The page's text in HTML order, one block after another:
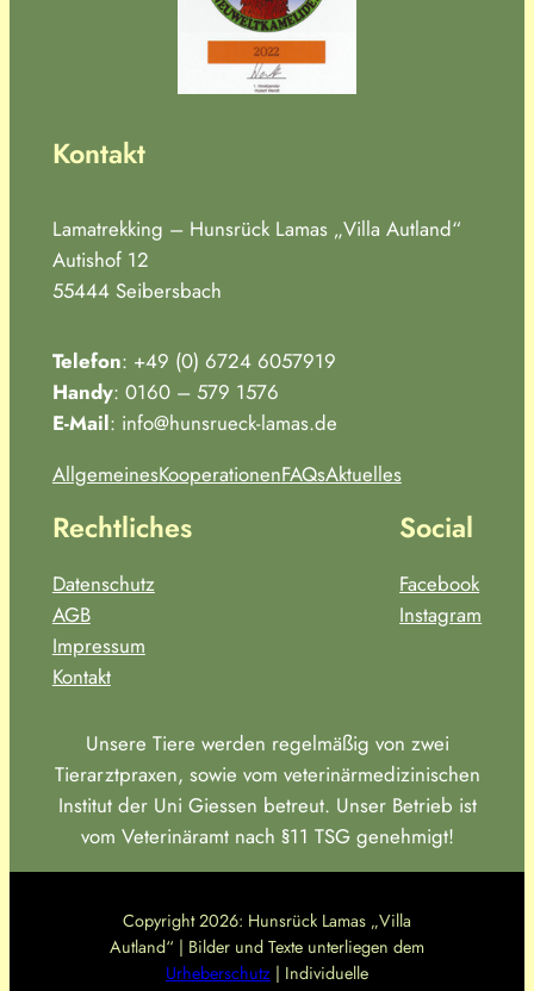
Kontakt
Lamatrekking – Hunsrück Lamas „Villa Autland“
Autishof 12
55444 Seibersbach
Telefon: +49 (0) 6724 6057919
Handy: 0160 – 579 1576
E-Mail: info@hunsrueck-lamas.de
AllgemeinesKooperationenFAQsAktuelles
Rechtliches
Datenschutz
AGB
Impressum
Kontakt
Social
Facebook
Instagram
Unsere Tiere werden regelmäßig von zwei
Tierarztpraxen, sowie vom veterinärmedizinischen
Institut der Uni Giessen betreut. Unser Betrieb ist
vom Veterinäramt nach §11 TSG genehmigt!
Copyright 2026: Hunsrück Lamas „Villa
Autland“ | Bilder und Texte unterliegen dem
Urheberschutz | Individuelle